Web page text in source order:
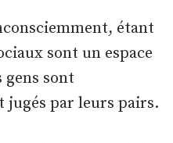
étant
sont un espace
sont
jugés par leurs pairs.